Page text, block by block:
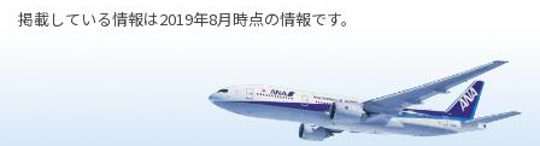
掲載している情報は2019年8月時点の情報です。